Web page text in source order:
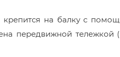
на балку с
передвижной тележкой